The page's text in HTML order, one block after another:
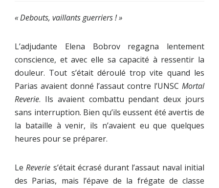
« Debouts, vaillants guerriers ! »
L’adjudante Elena Bobrov regagna lentement
conscience, et avec elle sa capacité à ressentir la
douleur. Tout s’était déroulé trop vite quand les
Parias avaient donné l’assaut contre l’UNSC Mortal
Reverie. Ils avaient combattu pendant deux jours
sans interruption. Bien qu’ils eussent été avertis de
la bataille à venir, ils n’avaient eu que quelques
heures pour se préparer.
LeReverie s’était écrasé durant l’assaut naval initial
des Parias, mais l’épave de la frégate de classe